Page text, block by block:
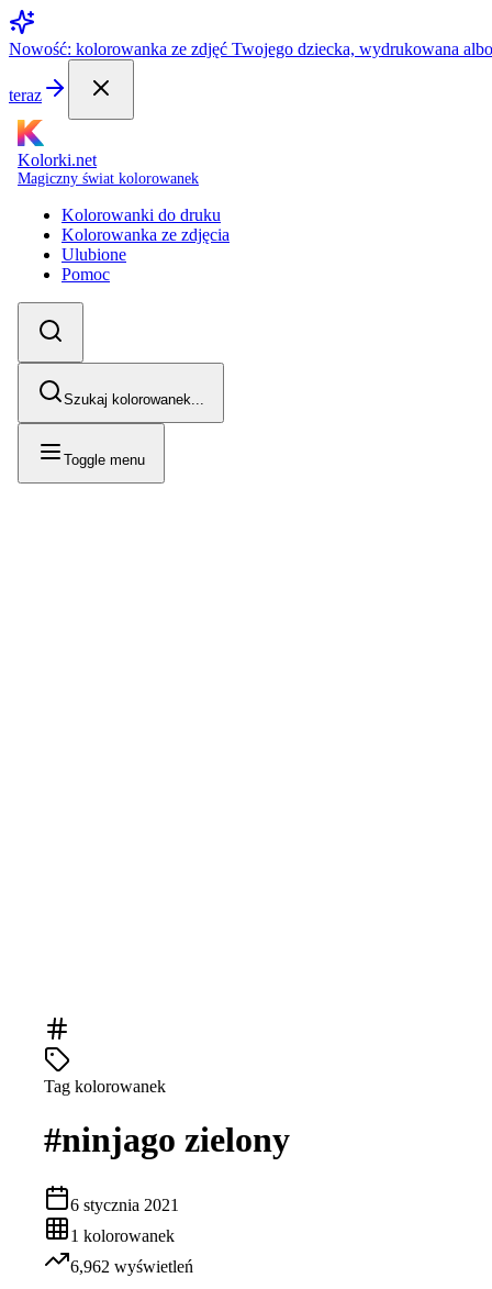
Nowość: kolorowanka ze zdjęć Twojego dziecka, wydrukowana
teraz
Kolorki.net
Magiczny świat kolorowanek
Kolorowanki do druku
Kolorowanka ze zdjęcia
Ulubione
Pomoc
Szukaj kolorowanek...
Toggle menu
Tag kolorowanek
#ninjago zielony
6 stycznia 2021
1 kolorowanek
6,962 wyświetleń